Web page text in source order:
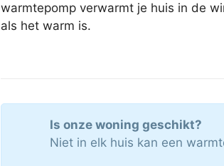
warmtepomp verwarmt je huis in de
als het warm is.
Is onze woning geschikt?
Niet in elk huis kan een